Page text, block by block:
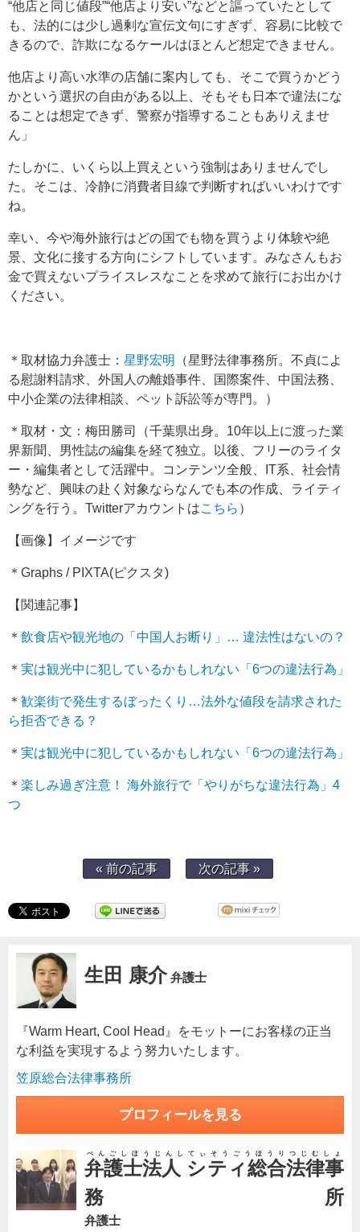
“他店と同じ値段”“他店より安い”などと謳っていたとして
も、法的には少し過剰な宣伝文句にすぎず、容易に比較で
きるので、詐欺になるケールはほとんど想定できません。
他店より高い水準の店舗に案内しても、そこで買うかどう
かという選択の自由がある以上、そもそも日本で違法にな
ることは想定できず、警察が指導することもありえませ
ん」
たしかに、いくら以上買えという強制はありませんでし
た。そこは、冷静に消費者目線で判断すればいいわけです
ね。
幸い、今や海外旅行はどの国でも物を買うより体験や絶
景、文化に接する方向にシフトしています。みなさんもお
金で買えないプライスレスなことを求めて旅行にお出かけ
ください。
＊取材協力弁護士： 星野宏明
（星野法律事務所。不貞によ
る慰謝料請求、外国人の離婚事件、国際案件、中国法務、
中小企業の法律相談、ペット訴訟等が専門。）
＊取材・文：梅田勝司（千葉県出身。10年以上に渡った業
界新聞、男性誌の編集を経て独立。以後、フリーのライタ
ー・編集者として活躍中。コンテンツ全般、IT系、社会情
勢など、興味の赴く対象ならなんでも本の作成、ライティ
ングを行う。Twitterアカウントはこちら ）
【画像】イメージです
＊Graphs / PIXTA(ピクスタ)
【関連記事】
＊ 飲食店や観光地の「中国人お断り」… 違法性はないの？
＊ 実は観光中に犯しているかもしれない「6つの違法行為」
＊ 歓楽街で発生するぼったくり…法外な値段を請求された
ら拒否できる？
＊ 実は観光中に犯しているかもしれない「6つの違法行為」
＊ 楽しみ過ぎ注意！ 海外旅行で「やりがちな違法行為」4
つ
« 前の記事 次の記事 »
生田 康介 弁護士
『Warm Heart, Cool Head』をモットーにお客様の正当
な利益を実現するよう努力いたします。
笠原総合法律事務所
プロフィールを見る
弁護士法人 シティ総合法律事
務所
べんごしほうじんしてぃそうごうほうりつじむしょ
弁護士